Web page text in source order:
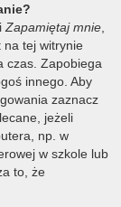
Zapamiętaj mnie
tej witrynie
czas. Zapobiega
innego. Aby
zaznacz
jeżeli
np. w
w szkole lub
to, że